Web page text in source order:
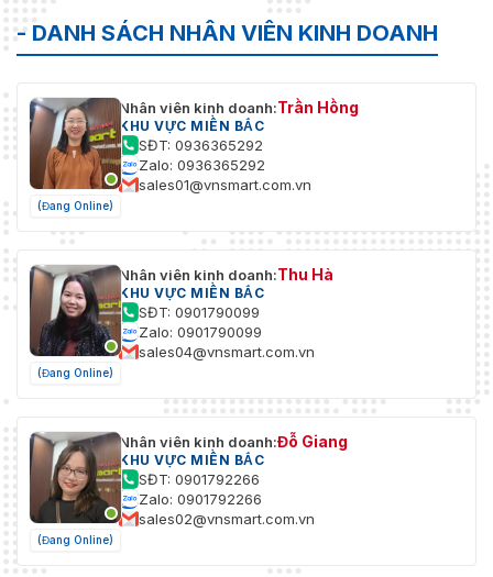
- DANH SÁCH NHÂN VIÊN KINH DOANH
(Đang Online)
Nhân viên kinh doanh:Trần Hồng
KHU VỰC MIỀN BẮC
SĐT: 0936365292
Zalo: 0936365292
sales01@vnsmart.com.vn
(Đang Online)
Nhân viên kinh doanh:Thu Hà
KHU VỰC MIỀN BẮC
SĐT: 0901790099
Zalo: 0901790099
sales04@vnsmart.com.vn
(Đang Online)
Nhân viên kinh doanh:Đỗ Giang
KHU VỰC MIỀN BẮC
SĐT: 0901792266
Zalo: 0901792266
sales02@vnsmart.com.vn